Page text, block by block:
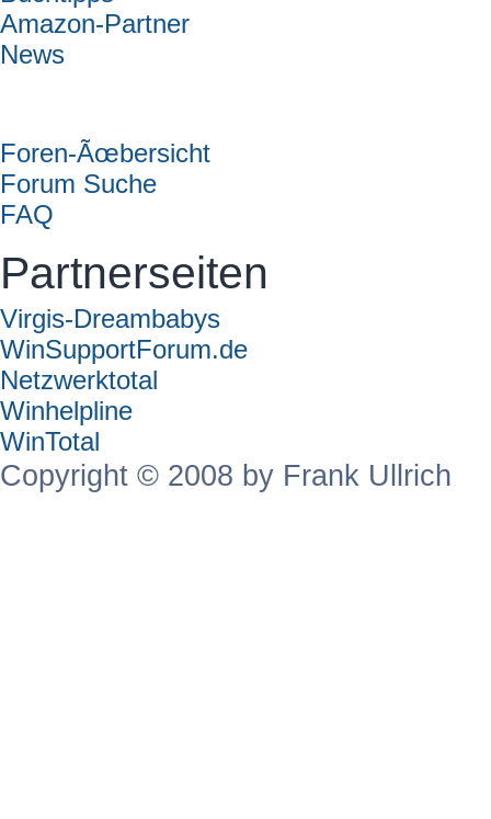
Amazon-Partner
News
Foren-Ãœbersicht
Forum Suche
FAQ
Partnerseiten
Virgis-Dreambabys
WinSupportForum.de
Netzwerktotal
Winhelpline
WinTotal
Copyright © 2008 by Frank Ullrich